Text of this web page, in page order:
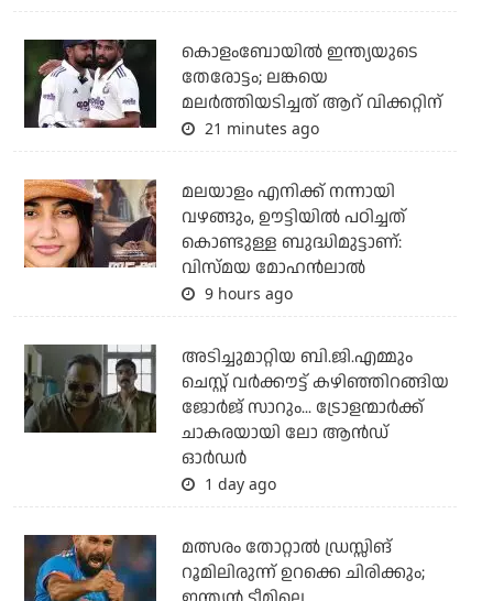
കൊളംബോയില്‍ ഇന്ത്യയുടെ
തേരോട്ടം; ലങ്കയെ
മലര്‍ത്തിയടിച്ചത് ആറ് വിക്കറ്റിന്
21 minutes ago
മലയാളം എനിക്ക് നന്നായി
വഴങ്ങും, ഊട്ടിയില്‍ പഠിച്ചത്
കൊണ്ടുള്ള ബുദ്ധിമുട്ടാണ്:
വിസ്മയ മോഹന്‍ലാല്‍
9 hours ago
അടിച്ചുമാറ്റിയ ബി.ജി.എമ്മും
ചെസ്റ്റ് വര്‍ക്കൗട്ട് കഴിഞ്ഞിറങ്ങിയ
ജോര്‍ജ് സാറും... ട്രോളന്മാര്‍ക്ക്
ചാകരയായി ലോ ആന്‍ഡ്
ഓര്‍ഡര്‍
1 day ago
മത്സരം തോറ്റാല്‍ ഡ്രസ്സിങ്
റൂമിലിരുന്ന് ഉറക്കെ ചിരിക്കും;